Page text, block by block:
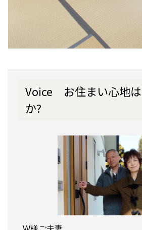
Voice お住まい心地
か?